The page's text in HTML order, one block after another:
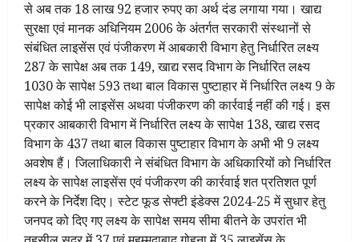
से अब तक 18 लाख 92 हजार रुपए का अर्थ दंड लगाया गया। खाद्य
सुरक्षा एवं मानक अधिनियम 2006 के अंतर्गत सरकारी संस्थानों से
संबंधित लाइसेंस एवं पंजीकरण में आबकारी विभाग हेतु निर्धारित लक्ष्य
287 के सापेक्ष अब तक 149, खाद्य रसद विभाग के निर्धारित लक्ष्य
1030 के सापेक्ष 593 तथा बाल विकास पुष्टाहार में निर्धारित लक्ष्य 9 के
सापेक्ष कोई भी लाइसेंस अथवा पंजीकरण की कार्रवाई नहीं की गई। इस
प्रकार आबकारी विभाग में निर्धारित लक्ष्य के सापेक्ष 138, खाद्य रसद
विभाग के 437 तथा बाल विकास पुष्टाहार विभाग के अभी भी 9 लक्ष्य
अवशेष हैं। जिलाधिकारी ने संबंधित विभाग के अधिकारियों को निर्धारित
लक्ष्य के सापेक्ष लाइसेंस एवं पंजीकरण की कार्रवाई शत प्रतिशत पूर्ण
करने के निर्देश दिए। स्टेट फूड सेफ्टी इंडेक्स 2024-25 में सुधार हेतु
जनपद को दिए गए लक्ष्य के सापेक्ष समय सीमा बीतने के उपरांत भी